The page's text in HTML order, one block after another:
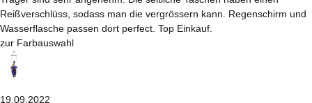
Reißverschlüss, sodass man die vergrössern kann. Regenschirm und
Wasserflasche passen dort perfect. Top Einkauf.
zur Farbauswahl
19.09.2022